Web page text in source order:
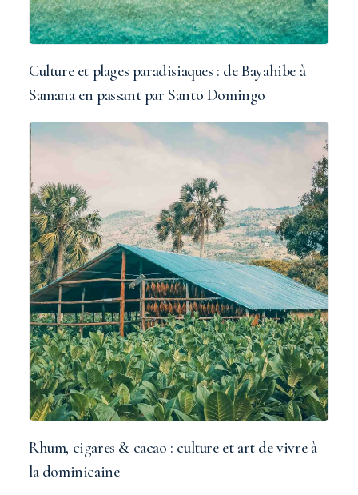
Culture et plages paradisiaques : de Bayahibe à
Samana en passant par Santo Domingo
Rhum, cigares & cacao : culture et art de vivre à
la dominicaine